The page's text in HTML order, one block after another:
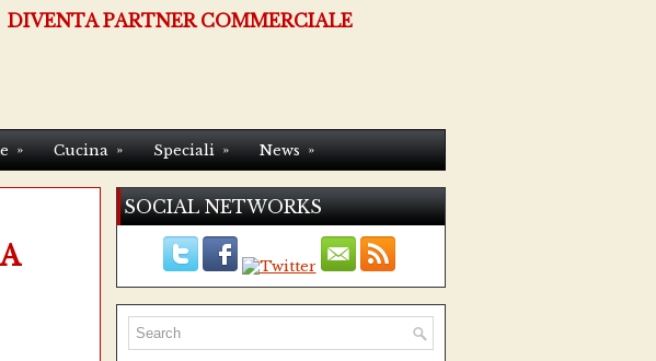
DIVENTA PARTNER COMMERCIALE
» Cucina » Speciali » News »
SOCIAL NETWORKS